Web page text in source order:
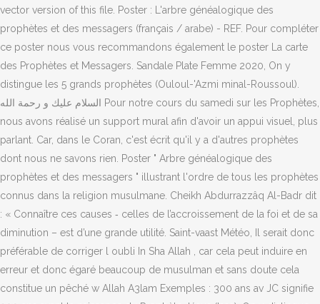
vector version of this file. Poster : L'arbre généalogique des
prophètes et des messagers (français / arabe) - REF. Pour compléter
ce poster nous vous recommandons également le poster La carte
des Prophètes et Messagers. Sandale Plate Femme 2020, On y
distingue les 5 grands prophètes (Ouloul-'Azmi minal-Roussoul).
السلام عليك و رحمة الله Pour notre cours du samedi sur les Prophètes,
nous avons réalisé un support mural afin d'avoir un appui visuel, plus
parlant. Car, dans le Coran, c'est écrit qu'il y a d'autres prophètes
dont nous ne savons rien. Poster " Arbre généalogique des
prophètes et des messagers " illustrant l'ordre de tous les prophètes
connus dans la religion musulmane. Cheikh Abdurrazzâq Al-Badr dit
: « Connaître ces causes ‑ celles de l’accrois­sement de la foi et de sa
diminution – est d’une grande utilité. Saint-vaast Météo, Il serait donc
préférable de corriger l oubli In Sha Allah , car cela peut induire en
erreur et donc égaré beaucoup de musulman et sans doute cela
constitue un pêché w Allah A3lam Exemples : 300 ans av JC signifie